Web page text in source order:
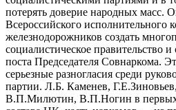
потерять доверие народных масс.
Всероссийского исполнительного
железнодорожников создать
социалистическое правительство
поста Председателя Совнаркома.
серь­езные разногласия среди
партии. Л.Б. Каменев,
В.П.Милютин, В.П.Ногин в первых